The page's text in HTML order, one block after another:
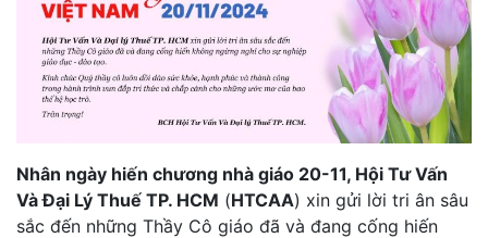
Nhân ngày hiến chương nhà giáo 20-11, Hội Tư Vấn
Và Đại Lý Thuế TP. HCM (HTCAA) xin gửi lời tri ân sâu
sắc đến những Thầy Cô giáo đã và đang cống hiến